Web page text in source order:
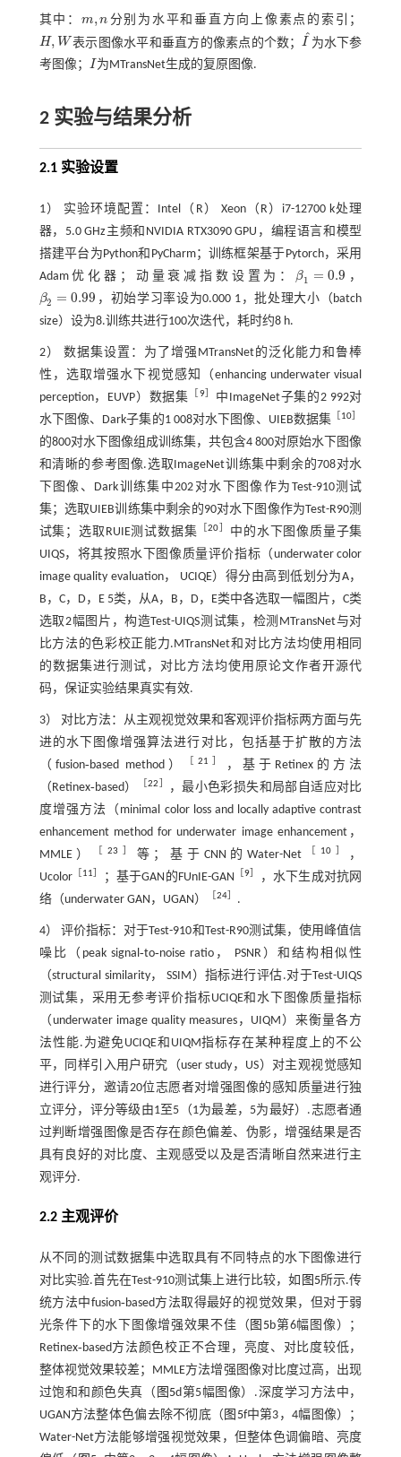
其中： m,n
m,n 分别为水平和垂直方向上像素点的索引；
H, W
H, W 表示图像水平和垂直方的像素点的个数；Iˆ
I^ 为水下参
考图像； I
I 为MTransNet生成的复原图像.
2 实验与结果分析
2.1 实验设置
1） 实验环境配置：Intel（R） Xeon（R）i7-12700 k处理
器，5.0 GHz主频和NVIDIA RTX3090 GPU，编程语言和模型
搭建平台为Python和PyCharm；训练框架基于Pytorch，采用
Adam优化器；动量衰减指数设置为： β1 = 0.9
β1 =0.9 ，
β2 = 0.99
β2 =0.99
，初始学习率设为0.000 1，批处理大小（batch
size）设为8.训练共进行100次迭代，耗时约8 h.
2） 数据集设置：为了增强MTransNet的泛化能力和鲁棒
性，选取增强水下视觉感知（enhancing underwater visual
perception，EUVP）数据集
9］ 中ImageNet子集的2 992对
水下图像、Dark子集的1 008对水下图像、UIEB数据集
10
的800对水下图像组成训练集，共包含4 800对原始水下图像
和清晰的参考图像.选取ImageNet训练集中剩余的708对水
下图像、Dark训练集中202对水下图像作为Test-910测试
集；选取UIEB训练集中剩余的90对水下图像作为Test-R90测
试集；选取RUIE测试数据集 ［20
中的水下图像质量子集
UIQS，将其按照水下图像质量评价指标（underwater color
image quality evaluation， UCIQE）得分由高到低划分为A，
B，C，D，E 5类，从A，B，D，E类中各选取一幅图片，C类
选取2幅图片，构造Test-UIQS测试集，检测MTransNet与对
比方法的色彩校正能力.MTransNet和对比方法均使用相同
的数据集进行测试，对比方法均使用原论文作者开源代
码，保证实验结果真实有效.
3） 对比方法：从主观视觉效果和客观评价指标两方面与先
进的水下图像增强算法进行对比，包括基于扩散的方法
（fusion‑based method）
［21
，基于Retinex的方法
（Retinex‑based）
［22
，最小色彩损失和局部自适应对比
度增强方法（minimal color loss and locally adaptive contrast
enhancement method for underwater image enhancement，
MMLE）
23 等；基于CNN的Water-Net 10］
，
Ucolor［ 11 ；基于GAN的FUnIE-GAN ［9
，水下生成对抗网
络（underwater GAN，UGAN）
24］ .
4） 评价指标：对于Test-910和Test-R90测试集，使用峰值信
噪比（peak signal‑to‑noise ratio， PSNR）和结构相似性
（structural similarity， SSIM）指标进行评估.对于Test-UIQS
测试集，采用无参考评价指标UCIQE和水下图像质量指标
（underwater image quality measures，UIQM）来衡量各方
法性能.为避免UCIQE和UIQM指标存在某种程度上的不公
平，同样引入用户研究（user study，US）对主观视觉感知
进行评分，邀请20位志愿者对增强图像的感知质量进行独
立评分，评分等级由1至5（1为最差，5为最好）.志愿者通
过判断增强图像是否存在颜色偏差、伪影，增强结果是否
具有良好的对比度、主观感受以及是否清晰自然来进行主
观评分.
2.2 主观评价
从不同的测试数据集中选取具有不同特点的水下图像进行
对比实验.首先在Test-910测试集上进行比较，如 图5所示.传
统方法中fusion‑based方法取得最好的视觉效果，但对于弱
光条件下的水下图像增强效果不佳（ 图5b第6幅图像）；
Retinex‑based方法颜色校正不合理，亮度、对比度较低，
整体视觉效果较差；MMLE方法增强图像对比度过高，出现
过饱和和颜色失真（ 图5d第5幅图像）.深度学习方法中，
UGAN方法整体色偏去除不彻底（ 图5f中第3，4幅图像）；
Water-Net方法能够增强视觉效果，但整体色调偏暗、亮度